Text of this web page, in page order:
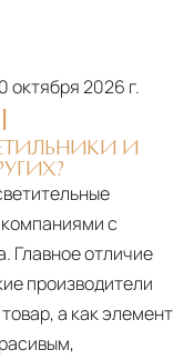
октября 2026 г.
И
с
Главное отличие
производители
а как элемент